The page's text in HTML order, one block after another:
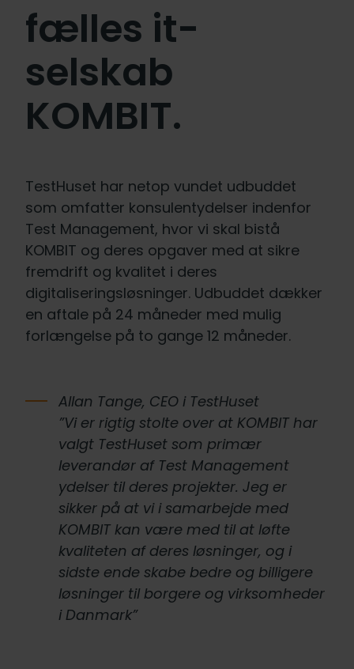
fælles it-
selskab
KOMBIT.
TestHuset har netop vundet udbuddet
som omfatter konsulentydelser indenfor
Test Management, hvor vi skal bistå
KOMBIT og deres opgaver med at sikre
fremdrift og kvalitet i deres
digitaliseringsløsninger. Udbuddet dækker
en aftale på 24 måneder med mulig
forlængelse på to gange 12 måneder.
Allan Tange, CEO i TestHuset
”Vi er rigtig stolte over at KOMBIT har
valgt TestHuset som primær
leverandør af Test Management
ydelser til deres projekter. Jeg er
sikker på at vi i samarbejde med
KOMBIT kan være med til at løfte
kvaliteten af deres løsninger, og i
sidste ende skabe bedre og billigere
løsninger til borgere og virksomheder
i Danmark”